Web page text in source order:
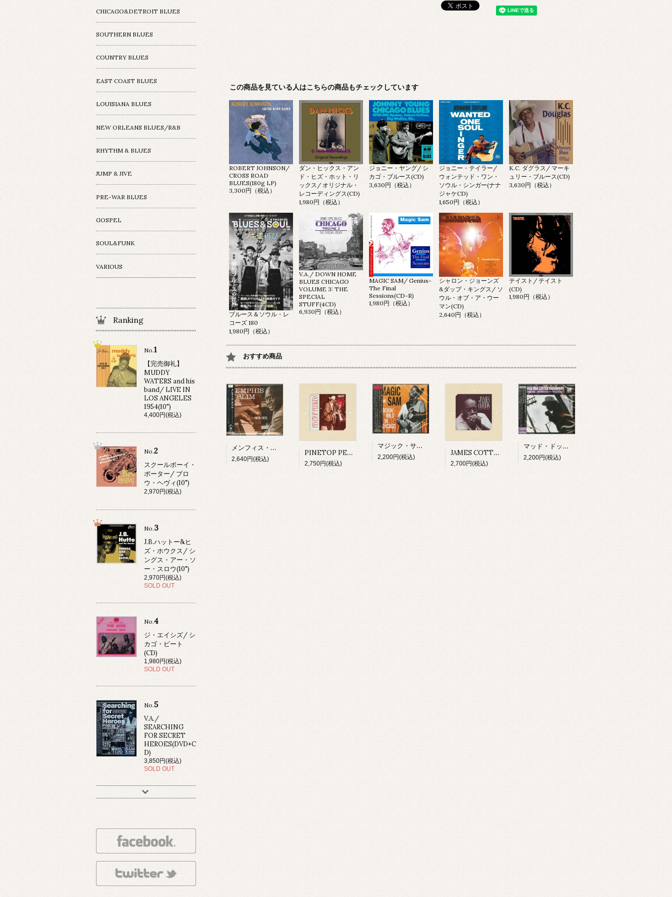
この商品を見ている人はこちらの商品もチェックしています
ROBERT JOHNSON/
CROSS ROAD
BLUES(180g LP)
3,300円（税込）
ダン・ヒックス・アン
ド・ヒズ・ホット・リ
ックス/ オリジナル・
レコーディングス(CD)
1,980円（税込）
ジョニー・ヤング/ シ
カゴ・ブルース(CD)
3,630円（税込）
ジョニー・テイラー/
ウォンテッド・ワン・
ソウル・シンガー(ナナ
ジャケCD)
1,650円（税込）
K.C. ダグラス/ マーキ
ュリー・ブルース(CD)
3,630円（税込）
ブルース＆ソウル・レ
コーズ 180
1,980円（税込）
V.A./ DOWN HOME
BLUES CHICAGO
VOLUME 3: THE
SPECIAL
STUFF(4CD)
6,930円（税込）
MAGIC SAM/ Genius-
The Final
Sessions(CD-R)
1,980円（税込）
シャロン・ジョーンズ
&ダップ・キングス/ ソ
ウル・オブ・ア・ウー
マン(CD)
2,640円（税込）
テイスト/ テイスト
(CD)
1,980円（税込）
おすすめ商品
メンフィス・スリム/ ザ・フォークウェイズ・イヤーズ(CD)
2,640円(税込)
PINETOP PERKINS/ PINETOP'S BOOGIE WOOGIE(CD)
2,750円(税込)
マジック・サム/ ライヴ・イン・シカゴ～ロッキン・ワイルド(CD)
2,200円(税込) JAMES COTTON/ MIGHTY LONG TIME(CD)
2,700円(税込)
マッド・ドッグ・レスター・ダヴェンポート/ アイ・スメル・ア・ラット(CD)
2,200円(税込)
CHICAGO&DETROIT BLUES
SOUTHERN BLUES
COUNTRY BLUES
EAST COAST BLUES
LOUISIANA BLUES
NEW ORLEANS BLUES/R&B
RHYTHM & BLUES
JUMP & JIVE
PRE-WAR BLUES
GOSPEL
SOUL&FUNK
VARIOUS
Ranking
No.1
【完売御礼】
MUDDY
WATERS and his
band/ LIVE IN
LOS ANGELES
1954(10")
4,400円(税込)
No.2
スクールボーイ・
ポーター/ ブロ
ウ・ヘヴィ(10")
2,970円(税込)
No.3
J.B.ハットー&ヒ
ズ・ホウクス/ シ
ングス・アー・ソ
ー・スロウ(10")
2,970円(税込)
SOLD OUT
No.4
ジ・エイシズ/ シ
カゴ・ビート
(CD)
1,980円(税込)
SOLD OUT
No.5
V.A./
SEARCHING
FOR SECRET
HEROES(DVD+C
D)
3,850円(税込)
SOLD OUT